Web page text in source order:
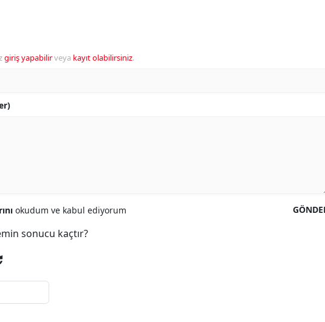
giriş yapabilirveya kayıt olabilirsiniz.
okudum ve kabul ediyorum
sonucu kaçtır?